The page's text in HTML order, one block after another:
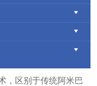
，区别于传统阿米巴